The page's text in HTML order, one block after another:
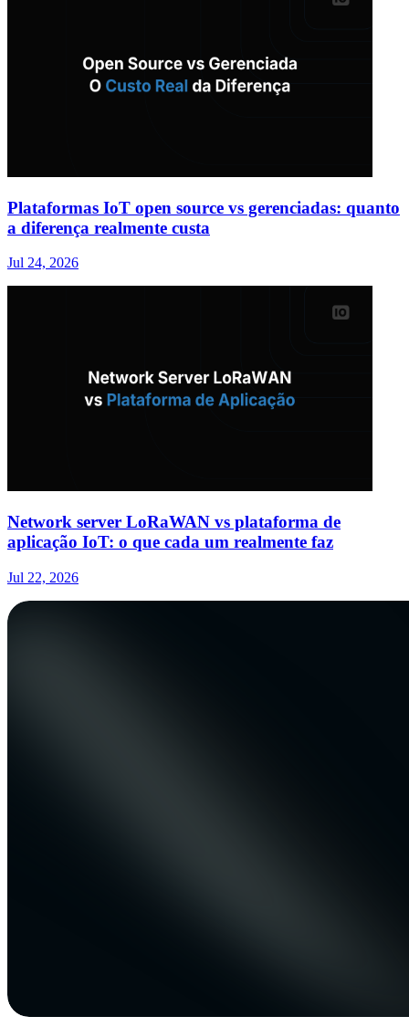
Plataformas IoT open source vs gerenciadas: quanto
a diferença realmente custa
Jul 24, 2026
Network server LoRaWAN vs plataforma de
aplicação IoT: o que cada um realmente faz
Jul 22, 2026